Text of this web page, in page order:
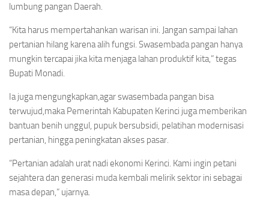
lumbung pangan Daerah.
“Kita harus mempertahankan warisan ini. Jangan sampai lahan
pertanian hilang karena alih fungsi. Swasembada pangan hanya
mungkin tercapai jika kita menjaga lahan produktif kita,” tegas
Bupati Monadi.
Ia juga mengungkapkan,agar swasembada pangan bisa
terwujud,maka Pemerintah Kabupaten Kerinci juga memberikan
bantuan benih unggul, pupuk bersubsidi, pelatihan modernisasi
pertanian, hingga peningkatan akses pasar.
“Pertanian adalah urat nadi ekonomi Kerinci. Kami ingin petani
sejahtera dan generasi muda kembali melirik sektor ini sebagai
masa depan,” ujarnya.